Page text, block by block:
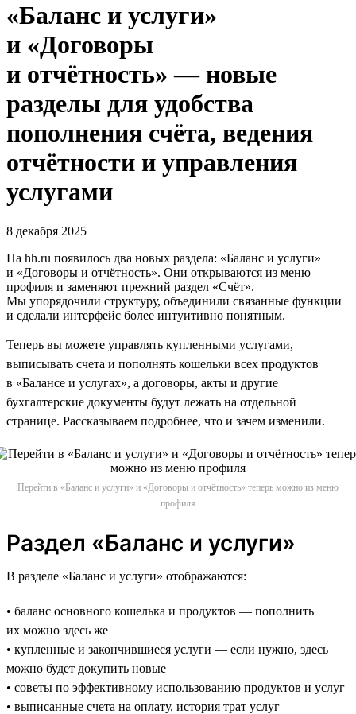
«Баланс и услуги»
и «Договоры
и отчётность» — новые
разделы для удобства
пополнения счёта, ведения
отчётности и управления
услугами
8 декабря 2025
На hh.ru появилось два новых раздела: «Баланс и услуги»
и «Договоры и отчётность». Они открываются из меню
профиля и заменяют прежний раздел «Счёт».
Мы упорядочили структуру, объединили связанные функции
и сделали интерфейс более интуитивно понятным.
Теперь вы можете управлять купленными услугами,
выписывать счета и пополнять кошельки всех продуктов
в «Балансе и услугах», а договоры, акты и другие
бухгалтерские документы будут лежать на отдельной
странице. Рассказываем подробнее, что и зачем изменили.
Перейти в «Баланс и услуги» и «Договоры и отчётность» теперь можно из меню
профиля
Раздел «Баланс и услуги»
В разделе «Баланс и услуги» отображаются:
• баланс основного кошелька и продуктов — пополнить
их можно здесь же
• купленные и закончившиеся услуги — если нужно, здесь
можно будет докупить новые
• советы по эффективному использованию продуктов и услуг
• выписанные счета на оплату, история трат услуг